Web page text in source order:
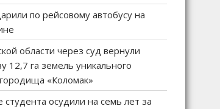
по рейсовому автобусу на
области через суд вернули
12,7 га земель уникального
«Коломак»
студента осудили на семь лет за